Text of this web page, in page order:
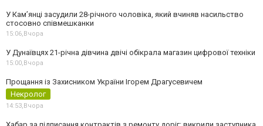
У Камʼянці засудили 28-річного чоловіка, який вчиняв насильство
стосовно співмешканки
15:06,Вчора
У Дунаївцях 21-річна дівчина двічі обікрала магазин цифрової техніки
15:00,Вчора
Прощання із Захисником України Ігорем Драгусевичем
Некролог
14:53,Вчора